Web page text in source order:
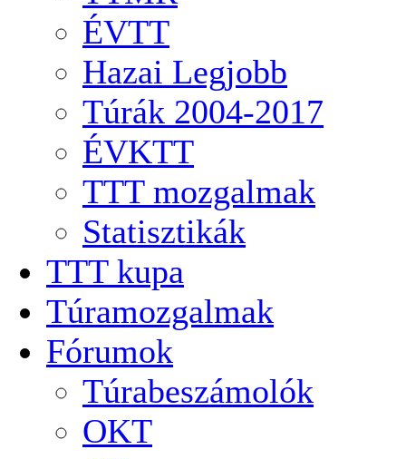
ÉVTT
Hazai Legjobb
Túrák 2004-2017
ÉVKTT
TTT mozgalmak
Statisztikák
TTT kupa
Túramozgalmak
Fórumok
Túrabeszámolók
OKT